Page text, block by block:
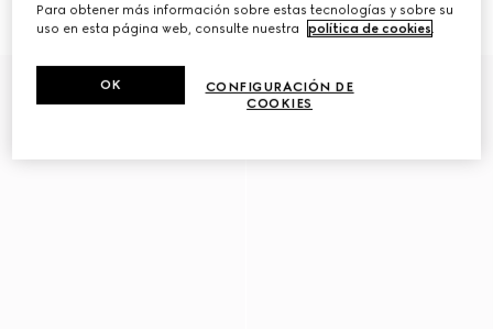
€ 890
Personalizar con las iniciales
Para obtener más información sobre estas tecnologías y sobre su
uso en esta página web, consulte nuestra
política de cookies
CONFIGURACIÓN DE
COOKIES
OK